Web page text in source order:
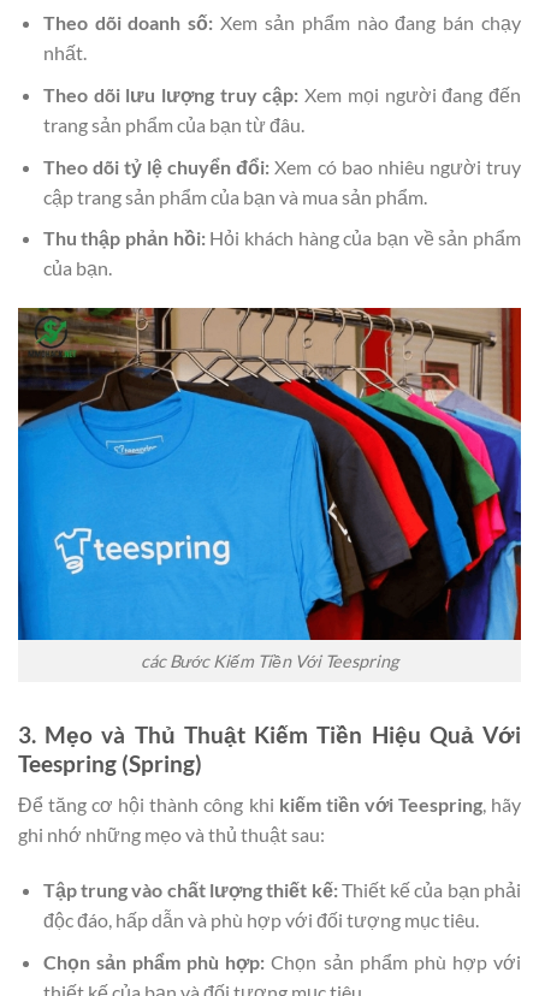
Theo dõi doanh số: Xem sản phẩm nào đang bán chạy
nhất.
Theo dõi lưu lượng truy cập: Xem mọi người đang đến
trang sản phẩm của bạn từ đâu.
Theo dõi tỷ lệ chuyển đổi: Xem có bao nhiêu người truy
cập trang sản phẩm của bạn và mua sản phẩm.
Thu thập phản hồi:Hỏi khách hàng của bạn về sản phẩm
của bạn.
các Bước Kiếm Tiền Với Teespring
3. Mẹo và Thủ Thuật Kiếm Tiền Hiệu Quả Với
Teespring (Spring)
Để tăng cơ hội thành công khi kiếm tiền với Teespring, hãy
ghi nhớ những mẹo và thủ thuật sau:
Tập trung vào chất lượng thiết kế:Thiết kế của bạn phải
độc đáo, hấp dẫn và phù hợp với đối tượng mục tiêu.
Chọn sản phẩm phù hợp: Chọn sản phẩm phù hợp với